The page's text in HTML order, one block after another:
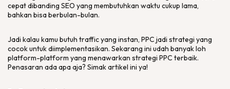
cepat dibanding SEO yang membutuhkan waktu cukup lama,
bahkan bisa berbulan-bulan.
Jadi kalau kamu butuh trafficyang instan, PPC jadi strategi yang
cocok untuk diimplementasikan. Sekarang ini udah banyak loh
platform-platform yang menawarkan strategi PPC terbaik.
Penasaran ada apa aja? Simak artikel ini ya!